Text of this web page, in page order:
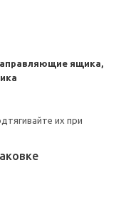
ящика,
их при